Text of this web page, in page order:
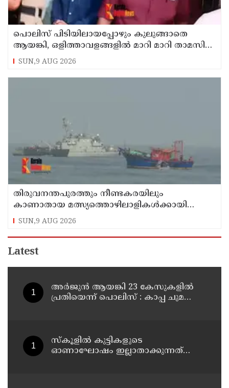
പൊലിസ് പിടിയിലായപ്പോഴും കുലുങ്ങാതെ
ആയങ്കി, ഒളിത്താവളങ്ങളില്‍ മാറി മാറി താമസിച്ച്
കണ്ണൂരിലെ ക്വട്ടേഷന്‍ നേതാവ്
SUN,9 AUG 2026
തിരുവനന്തപുരത്തും നീണ്ടകരയിലും
കാണാതായ മത്സ്യത്തൊഴിലാളികള്‍ക്കായി
തിരച്ചില്‍ പത്താം ദിവസത്തിലേക്ക്
SUN,9 AUG 2026
Latest
അര്‍ജുന്‍ ആയങ്കി 23 കേസുകളില്‍
പ്രതിയെന്ന് പൊലിസ് : കാപ്പ ചുമത്തി
സ്‌കൂളില്‍ കുട്ടികളുടെ
ഓണാഘോഷം ഇല്ലാതാക്കുന്നത്